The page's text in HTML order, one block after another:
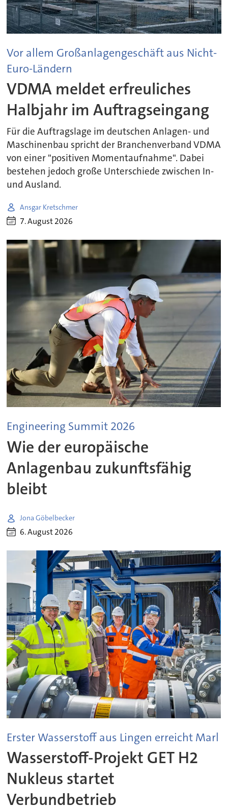
Vor allem Großanlagengeschäft aus Nicht-
Euro-Ländern
VDMA meldet erfreuliches
Halbjahr im Auftragseingang
Für die Auftragslage im deutschen Anlagen- und
Maschinenbau spricht der Branchenverband VDMA
von einer "positiven Momentaufnahme". Dabei
bestehen jedoch große Unterschiede zwischen In-
und Ausland.
Ansgar Kretschmer
7. August 2026
Engineering Summit 2026
Wie der europäische
Anlagenbau zukunftsfähig
bleibt
Jona Göbelbecker
6. August 2026
Erster Wasserstoff aus Lingen erreicht Marl
Wasserstoff-Projekt GET H2
Nukleus startet
Verbundbetrieb